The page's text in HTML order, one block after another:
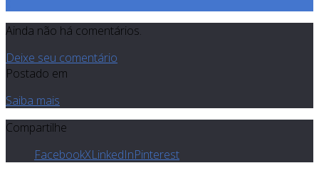
Ainda não há comentários.
Deixe seu comentário
Postado em
Saiba mais
Compartilhe
FacebookXLinkedInPinterest